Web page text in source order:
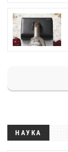
НАУКА